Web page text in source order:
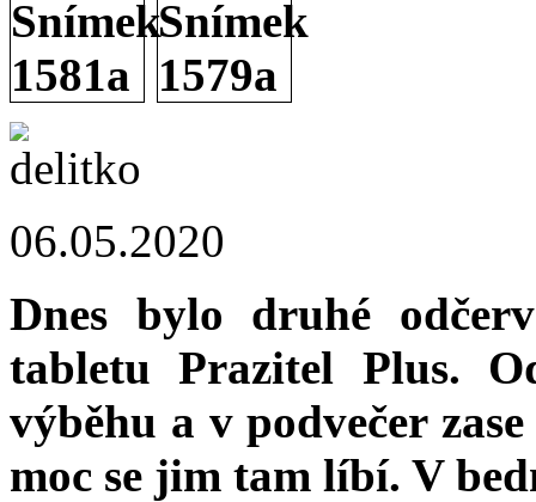
06.05.2020
Dnes bylo druhé
tabletu Prazitel Plus.
výběhu a v podvečer
moc se jim tam líbí. V